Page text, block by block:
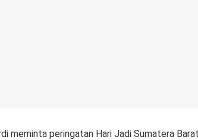
meminta peringatan Hari Jadi Sumatera